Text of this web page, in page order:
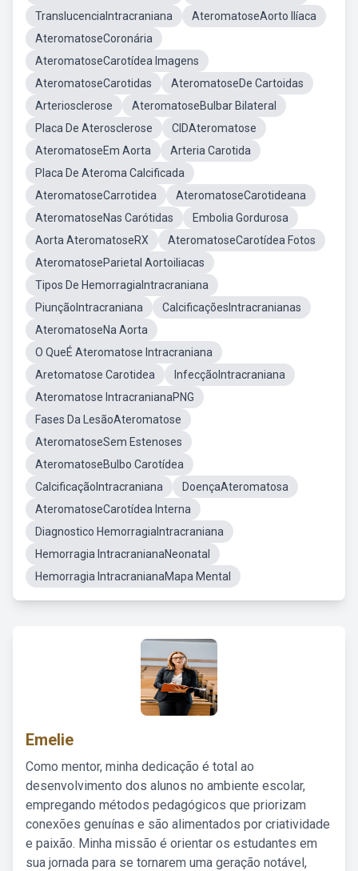
TranslucenciaIntracraniana
AteromatoseAorto Ilíaca
AteromatoseCoronária
AteromatoseCarotídea Imagens
AteromatoseCarotidas
AteromatoseDe Cartoidas
Arteriosclerose
AteromatoseBulbar Bilateral
Placa De Aterosclerose
CIDAteromatose
AteromatoseEm Aorta
Arteria Carotida
Placa De Ateroma Calcificada
AteromatoseCarrotidea
AteromatoseCarotideana
AteromatoseNas Carótidas
Embolia Gordurosa
Aorta AteromatoseRX
AteromatoseCarotídea Fotos
AteromatoseParietal Aortoiliacas
Tipos De HemorragiaIntracraniana
PiunçãoIntracraniana
CalcificaçõesIntracranianas
AteromatoseNa Aorta
O QueÉ Ateromatose Intracraniana
Aretomatose Carotidea
InfecçãoIntracraniana
Ateromatose IntracranianaPNG
Fases Da LesãoAteromatose
AteromatoseSem Estenoses
AteromatoseBulbo Carotídea
CalcificaçãoIntracraniana
DoençaAteromatosa
AteromatoseCarotídea Interna
Diagnostico HemorragiaIntracraniana
Hemorragia IntracranianaNeonatal
Hemorragia IntracranianaMapa Mental
Emelie
Como mentor, minha dedicação é total ao
desenvolvimento dos alunos no ambiente escolar,
empregando métodos pedagógicos que priorizam
conexões genuínas e são alimentados por criatividade
e paixão. Minha missão é orientar os estudantes em
sua jornada para se tornarem uma geração notável,